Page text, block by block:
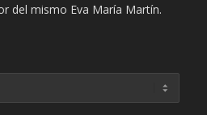
del mismo Eva María Martín.